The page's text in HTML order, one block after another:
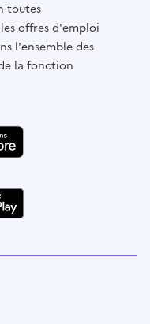
toutes
offres d'emploi
l'ensemble des
la fonction